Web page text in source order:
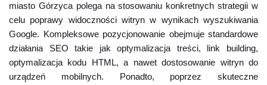
miasto Górzyca polega na stosowaniu konkretnych strategii w
celu poprawy widoczności witryn w wynikach wyszukiwania
Google. Kompleksowe pozycjonowanie obejmuje standardowe
działania SEO takie jak optymalizacja treści, link building,
optymalizacja kodu HTML, a nawet dostosowanie witryn do
urządzeń mobilnych. Ponadto, poprzez skuteczne